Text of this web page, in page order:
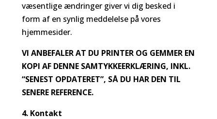
væsentlige ændringer giver vi dig besked i
form af en synlig meddelelse på vores
hjemmesider.
VI ANBEFALER AT DU PRINTER OG GEMMER EN
KOPI AF DENNE SAMTYKKEERKLÆRING, INKL.
“SENEST OPDATERET”, SÅ DU HAR DEN TIL
SENERE REFERENCE.
4. Kontakt